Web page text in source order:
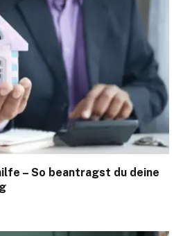
– So beantragst du deine